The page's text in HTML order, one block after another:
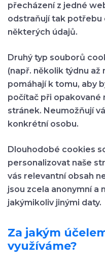
přecházení z jedné
odstraňují tak potřebu
některých údajů.
Druhý typ souborů
(např. několik týdnu
pomáhají k tomu, aby
počítač při opakované
stránek. Neumožňují
konkrétní osobu.
Dlouhodobé cookies
personalizovat naše
vás relevantní obsah
jsou zcela anonymní a
jakýmikoliv jinými daty.
Za jakým
využíváme?